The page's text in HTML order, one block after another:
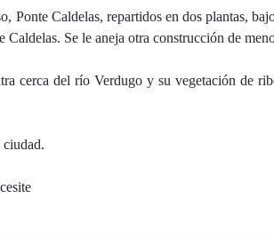
Caldelas, repartidos en dos plantas,
Se le aneja otra construcción de
cerca del río Verdugo y su vegetación de
ciudad.